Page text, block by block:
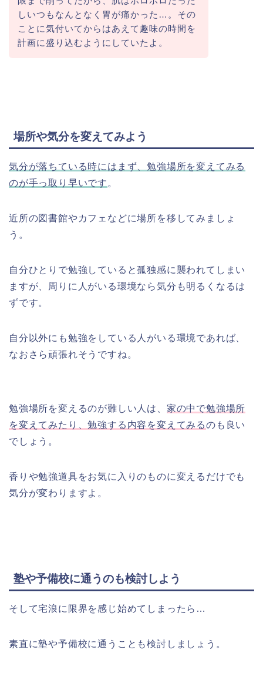
しいつもなんとなく胃が痛かった…。その
ことに気付いてからはあえて趣味の時間を
計画に盛り込むようにしていたよ。
場所や気分を変えてみよう
気分が落ちている時にはまず、勉強場所を変えてみる
のが手っ取り早いです 。
近所の図書館やカフェなどに場所を移してみましょ
う。
自分ひとりで勉強していると孤独感に襲われてしまい
ますが、周りに人がいる環境なら気分も明るくなるは
ずです。
自分以外にも勉強をしている人がいる環境であれば、
なおさら頑張れそうですね。
勉強場所を変えるのが難しい人は、 家の中で勉強場所
を変えてみたり、勉強する内容を変えてみるのも良い
でしょう。
香りや勉強道具をお気に入りのものに変えるだけでも
気分が変わりますよ。
塾や予備校に通うのも検討しよう
そして宅浪に限界を感じ始めてしまったら…
素直に塾や予備校に通うことも検討しましょう。